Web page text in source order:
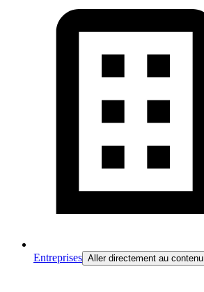
Entreprises Aller directement au contenu